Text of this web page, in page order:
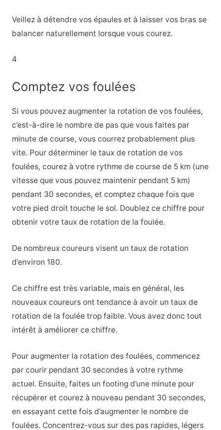
Veillez à détendre vos épaules et à laisser vos bras se
balancer naturellement lorsque vous courez.
4
Comptez vos foulées
Si vous pouvez augmenter la rotation de vos foulées,
c’est-à-dire le nombre de pas que vous faites par
minute de course, vous courrez probablement plus
vite. Pour déterminer le taux de rotation de vos
foulées, courez à votre rythme de course de 5 km (une
vitesse que vous pouvez maintenir pendant 5 km)
pendant 30 secondes, et comptez chaque fois que
votre pied droit touche le sol. Doublez ce chiffre pour
obtenir votre taux de rotation de la foulée.
De nombreux coureurs visent un taux de rotation
d’environ 180.
Ce chiffre est très variable, mais en général, les
nouveaux coureurs ont tendance à avoir un taux de
rotation de la foulée trop faible. Vous avez donc tout
intérêt à améliorer ce chiffre.
Pour augmenter la rotation des foulées, commencez
par courir pendant 30 secondes à votre rythme
actuel. Ensuite, faites un footing d’une minute pour
récupérer et courez à nouveau pendant 30 secondes,
en essayant cette fois d’augmenter le nombre de
foulées. Concentrez-vous sur des pas rapides, légers